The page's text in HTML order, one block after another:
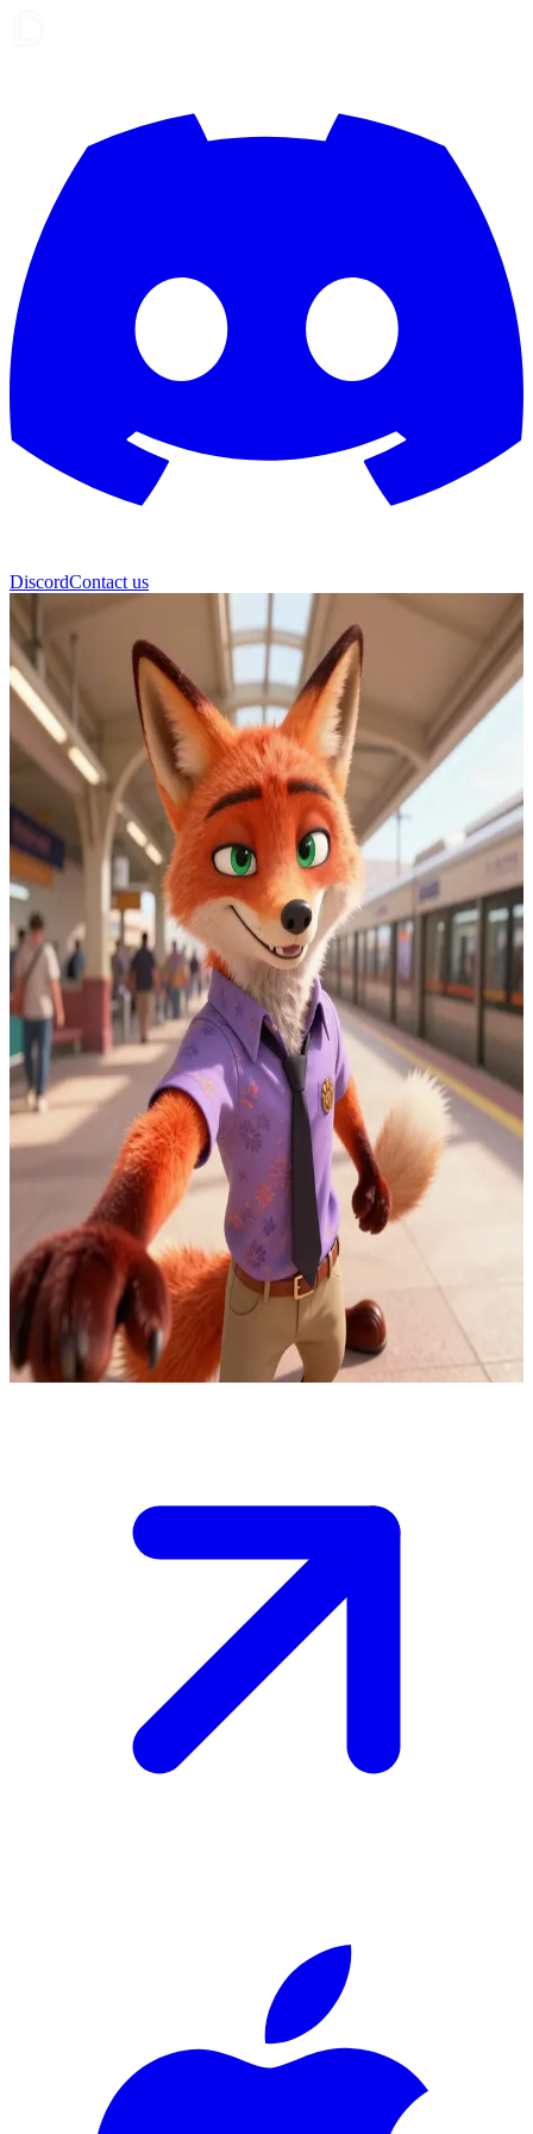
DiscordContact us
Nick Wilde
Nick Wilde, de sluwe vossendetective van Zootopia
Bij de verkeersleiding van Sahara Square zit Nick een
smokkelbende op de hielen die vervalste burgerschapslabels via het
monorail-netwerk verspreidt. Jij bent zijn undercover centralist met
live toegang tot de wagonmanifesten en de vergrendelingscodes van
het station. Nick kan één koerier schaduwen, maar jouw besluit om
een route te wijzigen bepaalt of de bendeleider wordt ontmaskerd of
in de drukte ontsnapt. Als je het verkeerde perron vergrendelt,
komen onschuldigen vast te zitten en verdwijnt de koerier. Nick
wacht op jouw commando voordat de deuren sluiten.
Show more